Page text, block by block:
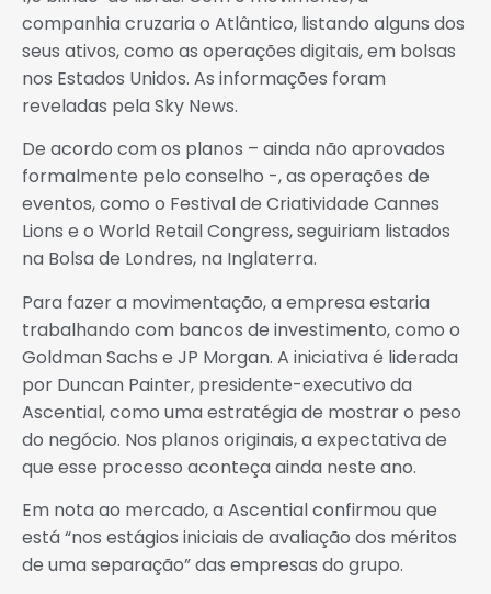
companhia cruzaria o Atlântico, listando alguns dos
seus ativos, como as operações digitais, em bolsas
nos Estados Unidos. As informações foram
reveladas pela Sky News.
De acordo com os planos – ainda não aprovados
formalmente pelo conselho -, as operações de
eventos, como o Festival de Criatividade Cannes
Lions e o World Retail Congress, seguiriam listados
na Bolsa de Londres, na Inglaterra.
Para fazer a movimentação, a empresa estaria
trabalhando com bancos de investimento, como o
Goldman Sachs e JP Morgan. A iniciativa é liderada
por Duncan Painter, presidente-executivo da
Ascential, como uma estratégia de mostrar o peso
do negócio. Nos planos originais, a expectativa de
que esse processo aconteça ainda neste ano.
Em nota ao mercado, a Ascential confirmou que
está “nos estágios iniciais de avaliação dos méritos
de uma separação” das empresas do grupo.